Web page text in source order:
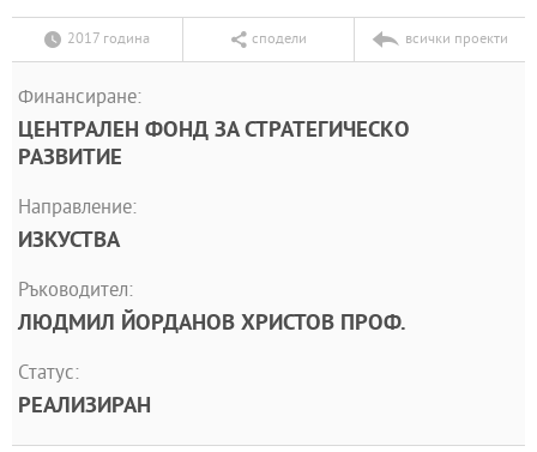
2017 година сподели всички проекти
Финансиране:
ЦЕНТРАЛЕН ФОНД ЗА СТРАТЕГИЧЕСКО
РАЗВИТИЕ
Направление:
ИЗКУСТВА
Ръководител:
ЛЮДМИЛ ЙОРДАНОВ ХРИСТОВ ПРОФ.
Статус:
РЕАЛИЗИРАН